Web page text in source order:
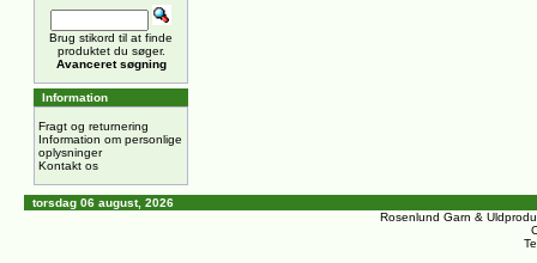
Brug stikord til at finde
produktet du søger.
Avanceret søgning
Information
Fragt og returnering
Information om personlige
oplysninger
Kontakt os
torsdag 06 august, 2026
Rosenlund Garn &